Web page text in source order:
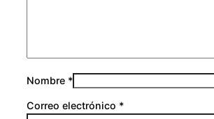
Nombre *
Correo electrónico *